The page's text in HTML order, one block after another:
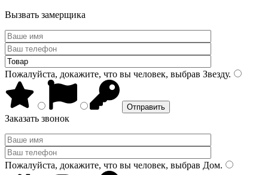
Вызвать замерщика
Пожалуйста, докажите, что вы человек, выбрав Звезду.
Заказать звонок
Пожалуйста, докажите, что вы человек, выбрав Дом.